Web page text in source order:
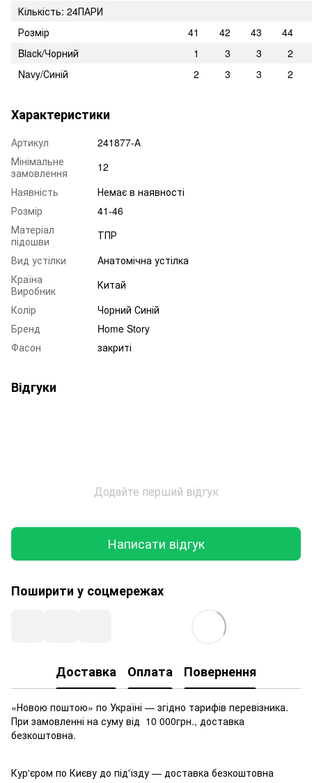
Кількість: 24ПАРИ
Розмір
41 42 43
44
Black/Чорний
1 3 3
2
Navy/Синій
2 3 3 2
Характеристики
Артикул
241877-А
Мінімальне
замовлення
12
Наявність
Немає в наявності
Розмір
41-46
Матеріал
підошви
ТПР
Вид устілки
Анатомічна устілка
Країна
Виробник
Китай
Колір
Чорний Синій
Бренд
Home Story
Фасон
закриті
Відгуки
Додайте перший відгук
Написати відгук
Поширити у соцмережах
Доставка Оплата Повернення
«Новою поштою» по Україні — згідно тарифів перевізника.
При замовленні на суму від 10 000грн., доставка
безкоштовна.
Кур'єром по Києву до під'їзду — доставка безкоштовна